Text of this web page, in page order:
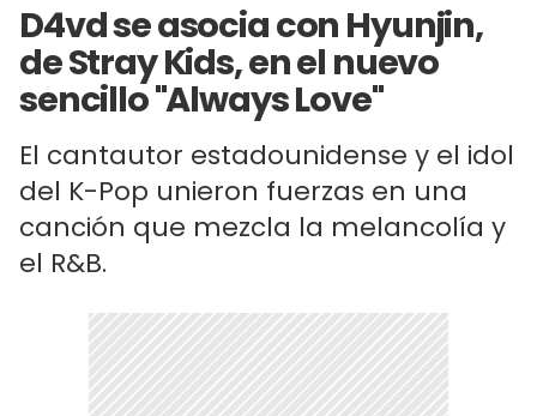
D4vd se asocia con Hyunjin,
de Stray Kids, en el nuevo
sencillo "Always Love"
El cantautor estadounidense y el idol
del K-Pop unieron fuerzas en una
canción que mezcla la melancolía y
el R&B.